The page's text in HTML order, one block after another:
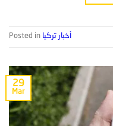
Posted in أخبار تركيا
29
Mar